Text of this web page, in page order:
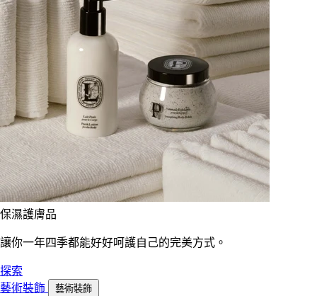
保濕護膚品
讓你一年四季都能好好呵護自己的完美方式。
探索
藝術裝飾
藝術裝飾